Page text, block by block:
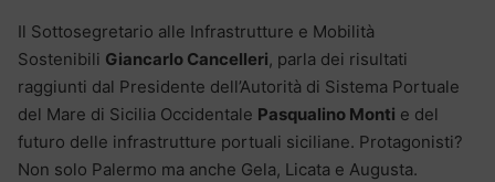
Il Sottosegretario alle Infrastrutture e Mobilità
Sostenibili Giancarlo Cancelleri, parla dei risultati
raggiunti dal Presidente dell’Autorità di Sistema Portuale
del Mare di Sicilia Occidentale Pasqualino Monti e del
futuro delle infrastrutture portuali siciliane. Protagonisti?
Non solo Palermo ma anche Gela, Licata e Augusta.